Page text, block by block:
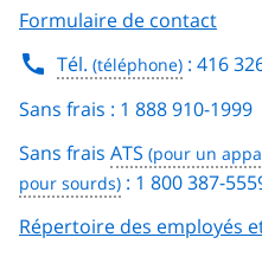
Formulaire de contact
Tél.
: 416
Sans frais : 1 888 910-1999
Sans frais ATS
: 1 800 387-
Répertoire des employés